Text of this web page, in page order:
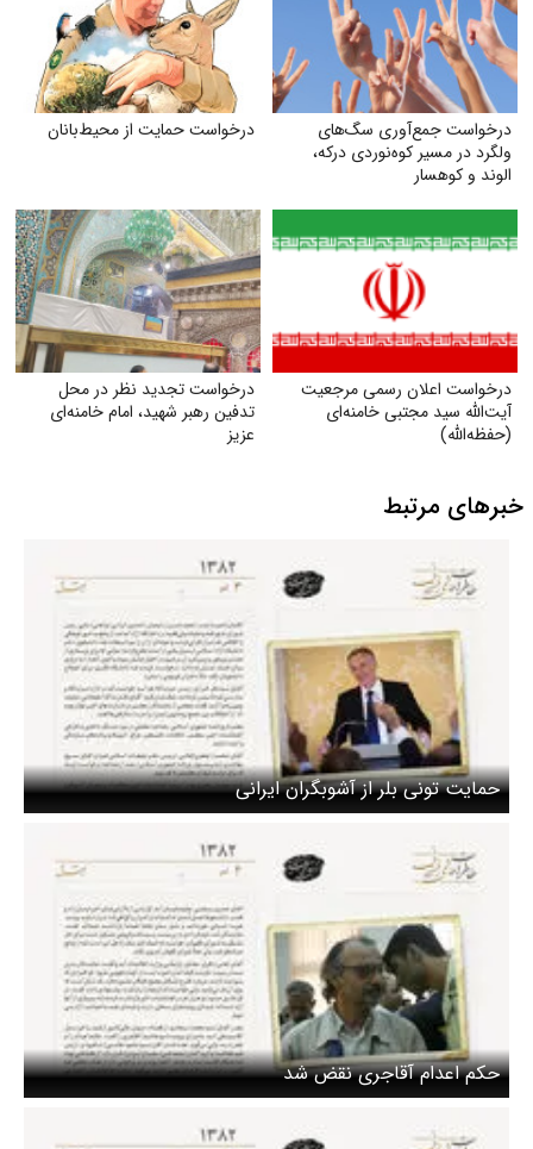
درخواست جمع‌آوری سگ‌های
ولگرد در مسیر کوه‌نوردی درکه،
الوند و کوهسار
درخواست حمایت از محیط‌بانان
درخواست اعلان رسمی مرجعیت
آیت‌الله سید مجتبی خامنه‌ای
(حفظه‌الله)
درخواست تجدید نظر در محل
تدفین رهبر شهید، امام خامنه‌ای
عزیز
خبرهای مرتبط
حمایت تونی بلر از آشوبگران ایرانی
حکم اعدام آقاجری نقض شد